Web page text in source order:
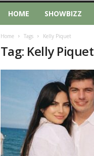
HOME SHOWBIZZ
Home Tags Kelly Piquet
Tag: Kelly Piquet